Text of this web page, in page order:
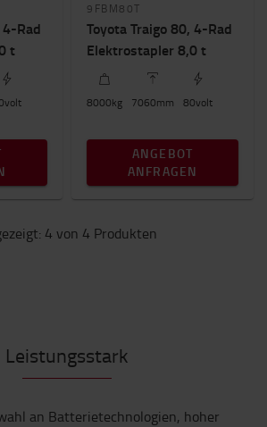
Rad
t
volt
9FBM80T
Toyota Traigo 80, 4-Rad
Elektrostapler 8,0 t
8000kg 7060mm 80volt
ANGEBOT
ANFRAGEN
4 von 4 Produkten
Leistungsstark
an Batterietechnologien, hoher